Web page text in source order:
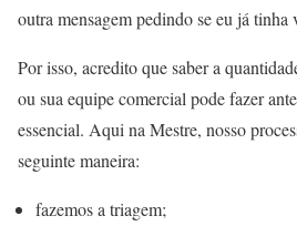
outra mensagem pedindo se eu já tinha
Por isso, acredito que saber a
ou sua equipe comercial pode fazer
essencial. Aqui na Mestre, nosso
seguinte maneira:
fazemos a triagem;